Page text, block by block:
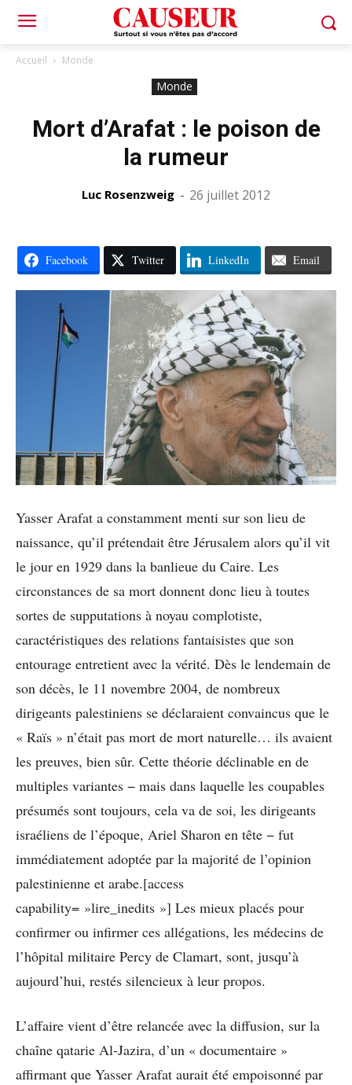
Accueil Monde
Monde
Mort d’Arafat : le poison de
la rumeur
Luc Rosenzweig - 26 juillet 2012
Facebook Twitter LinkedIn Email
Yasser Arafat a constamment menti sur son lieu de
naissance, qu’il prétendait être Jérusalem alors qu’il vit
le jour en 1929 dans la banlieue du Caire. Les
circonstances de sa mort donnent donc lieu à toutes
sortes de supputations à noyau complotiste,
caractéristiques des relations fantaisistes que son
entourage entretient avec la vérité. Dès le lendemain de
son décès, le 11 novembre 2004, de nombreux
dirigeants palestiniens se déclaraient convaincus que le
« Raïs » n’était pas mort de mort naturelle… ils avaient
les preuves, bien sûr. Cette théorie déclinable en de
multiples variantes − mais dans laquelle les coupables
présumés sont toujours, cela va de soi, les dirigeants
israéliens de l’époque, Ariel Sharon en tête − fut
immédiatement adoptée par la majorité de l’opinion
palestinienne et arabe.[access
capability= »lire_inedits »] Les mieux placés pour
confirmer ou infirmer ces allégations, les médecins de
l’hôpital militaire Percy de Clamart, sont, jusqu’à
aujourd’hui, restés silencieux à leur propos.
L’affaire vient d’être relancée avec la diffusion, sur la
chaîne qatarie Al-Jazira, d’un « documentaire »
affirmant que Yasser Arafat aurait été empoisonné par